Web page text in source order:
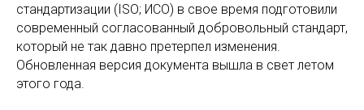
стандартизации (ISO; ИСО) в свое время подготовили
современный согласованный добровольный стандарт,
который не так давно претерпел изменения.
Обновленная версия документа вышла в свет летом
этого года.